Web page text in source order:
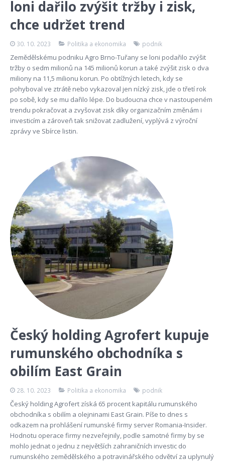
loni dařilo zvýšit tržby i zisk,
chce udržet trend
30. 10. 2023 Politika a ekonomika podnik
Zemědělskému podniku Agro Brno-Tuřany se loni podařilo zvýšit
tržby o sedm milionů na 145 milionů korun a také zvýšit zisk o dva
miliony na 11,5 milionu korun. Po obtížných letech, kdy se
pohyboval ve ztrátě nebo vykazoval jen nízký zisk, jde o třetí rok
po sobě, kdy se mu dařilo lépe. Do budoucna chce v nastoupeném
trendu pokračovat a zvyšovat zisk díky organizačním změnám i
investicím a zároveň tak snižovat zadlužení, vyplývá z výroční
zprávy ve Sbírce listin.
Český holding Agrofert kupuje
rumunského obchodníka s
obilím East Grain
28. 10. 2023 Politika a ekonomika podnik
Český holding Agrofert získá 65 procent kapitálu rumunského
obchodníka s obilím a olejninami East Grain. Píše to dnes s
odkazem na prohlášení rumunské firmy server Romania-Insider.
Hodnotu operace firmy nezveřejnily, podle samotné firmy by se
mohlo jednat o jednu z největších zahraničních investic do
rumunského zemědělského a potravinářského odvětví za uplynulý